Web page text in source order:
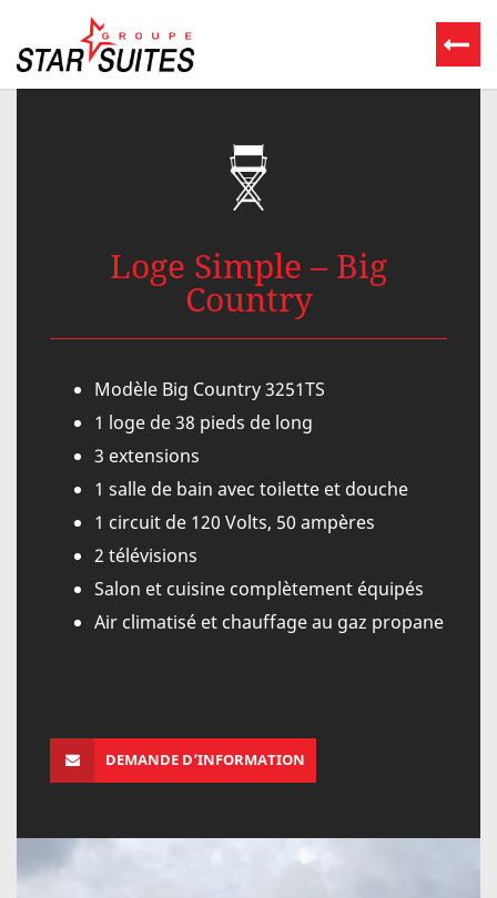
Loge Simple – Big
Country
Modèle Big Country 3251TS
1 loge de 38 pieds de long
3 extensions
1 salle de bain avec toilette et douche
1 circuit de 120 Volts, 50 ampères
2 télévisions
Salon et cuisine complètement équipés
Air climatisé et chauffage au gaz propane
DEMANDE D’INFORMATION